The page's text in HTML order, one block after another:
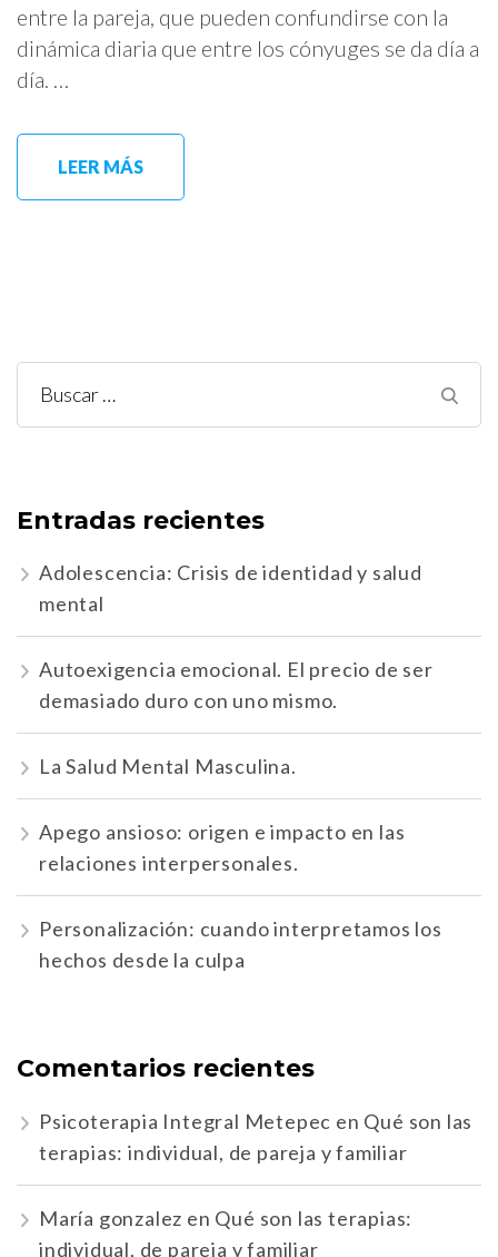
entre la pareja, que pueden confundirse con la
dinámica diaria que entre los cónyuges se da día a
día. …
LEER MÁS
Buscar:
Entradas recientes
Adolescencia: Crisis de identidad y salud
mental
Autoexigencia emocional. El precio de ser
demasiado duro con uno mismo.
La Salud Mental Masculina.
Apego ansioso: origen e impacto en las
relaciones interpersonales.
Personalización: cuando interpretamos los
hechos desde la culpa
Comentarios recientes
Psicoterapia Integral Metepec en Qué son las
terapias: individual, de pareja y familiar
María gonzalez en Qué son las terapias:
individual, de pareja y familiar